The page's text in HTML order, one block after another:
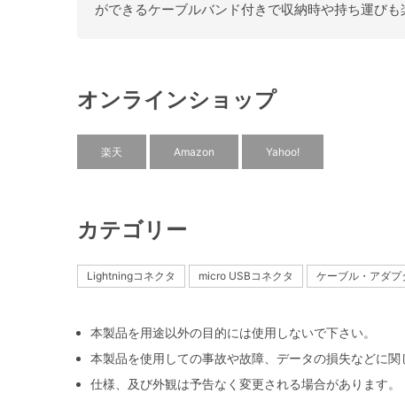
ができるケーブルバンド付きで収納時や持ち運びも
オンラインショップ
楽天 Amazon Yahoo!
カテゴリー
Lightningコネクタ micro USBコネクタ ケーブル・アダプ
本製品を用途以外の目的には使用しないで下さい。
本製品を使用しての事故や故障、データの損失などに
仕様、及び外観は予告なく変更される場合があります。